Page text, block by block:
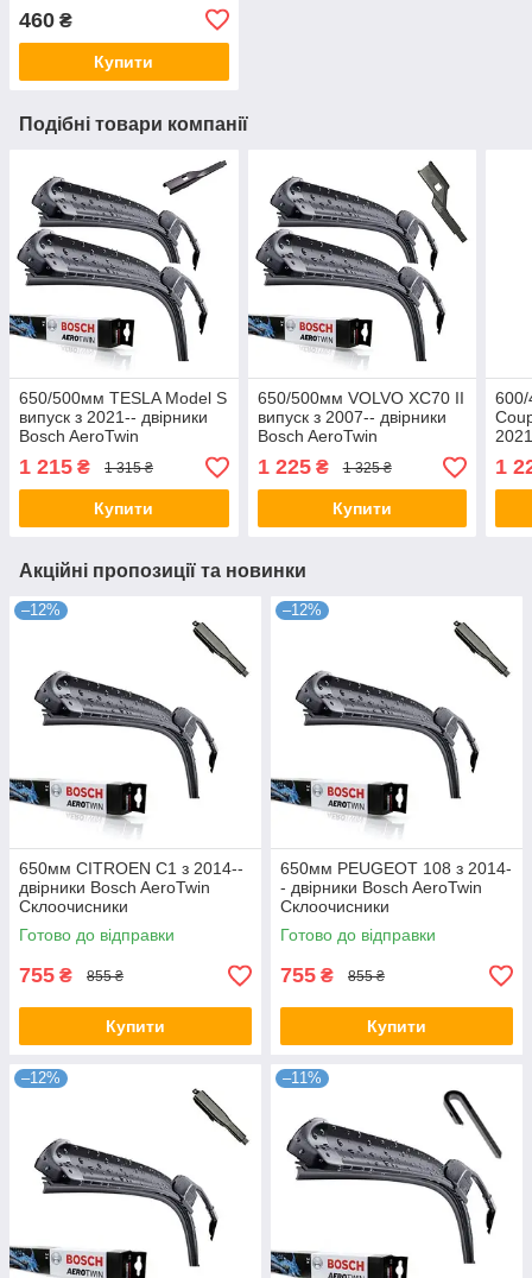
460 ₴
Купити
Подібні товари компанії
650/500мм TESLA Model S
випуск з 2021-- двірники
Bosch AeroTwin
Склоочисники
1 215 ₴ 1 315 ₴
Купити
650/500мм VOLVO XC70 II
випуск з 2007-- двірники
Bosch AeroTwin
Склоочисники
1 225₴ 1 325 ₴
Купити
1
Акційні пропозиції та новинки
–12%
650мм CITROEN C1 з 2014--
двірники Bosch AeroTwin
Склоочисники
Готово до відправки
755 ₴ 855 ₴
Купити
–12%
650мм PEUGEOT 108 з 2014-
- двірники Bosch AeroTwin
Склоочисники
Готово до відправки
755 ₴ 855 ₴
Купити
–12% –11%